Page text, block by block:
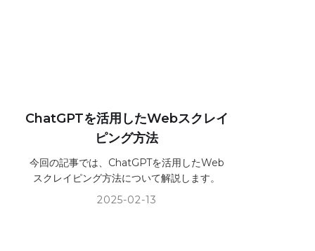
ChatGPTを活用したWebスクレイ
ピング方法
今回の記事では、ChatGPTを活用したWeb
スクレイピング方法について解説します。
2025-02-13